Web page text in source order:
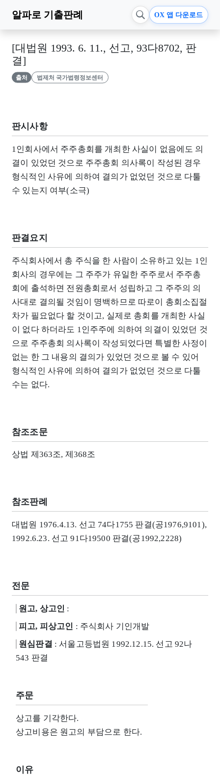
알파로 기출판례 OX 앱 다운로드
[대법원 1993. 6. 11., 선고, 93다8702, 판
결]
출처 법제처 국가법령정보센터
판시사항
1인회사에서 주주총회를 개최한 사실이 없음에도 의
결이 있었던 것으로 주주총회 의사록이 작성된 경우
형식적인 사유에 의하여 결의가 없었던 것으로 다툴
수 있는지 여부(소극)
판결요지
주식회사에서 총 주식을 한 사람이 소유하고 있는 1인
회사의 경우에는 그 주주가 유일한 주주로서 주주총
회에 출석하면 전원총회로서 성립하고 그 주주의 의
사대로 결의될 것임이 명백하므로 따로이 총회소집절
차가 필요없다 할 것이고, 실제로 총회를 개최한 사실
이 없다 하더라도 1인주주에 의하여 의결이 있었던 것
으로 주주총회 의사록이 작성되었다면 특별한 사정이
없는 한 그 내용의 결의가 있었던 것으로 볼 수 있어
형식적인 사유에 의하여 결의가 없었던 것으로 다툴
수는 없다.
참조조문
상법 제363조, 제368조
참조판례
대법원 1976.4.13. 선고 74다1755 판결(공1976,9101),
1992.6.23. 선고 91다19500 판결(공1992,2228)
전문
원고, 상고인 :
피고, 피상고인 : 주식회사 기인개발
원심판결 : 서울고등법원 1992.12.15. 선고 92나
543 판결
주문
상고를 기각한다.
상고비용은 원고의 부담으로 한다.
이유